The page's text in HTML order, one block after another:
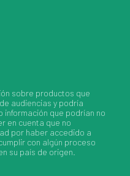
sobre productos que
audiencias y podría
información que podrían no
en cuenta que no
por haber accedido a
con algún proceso
su país de origen.